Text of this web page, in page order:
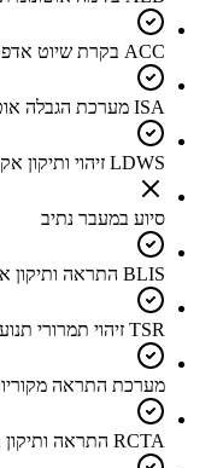
ACC בקרת שיוט אדפטיבית כולל עצירה מלאה
ISA מערכת הגבלה אוטומטית למהירות הרכב
LDWS זיהוי ותיקון אקטיבי לסטיה מנתיב
סיוע במעבר נתיב
BLIS התראה ותיקון אקטיבי לרכב בשטח מת
TSR זיהוי תמרורי תנועה
מערכת התראה
RCTA התראה ותיקון בזיהוי תנועה חוצה מאחור